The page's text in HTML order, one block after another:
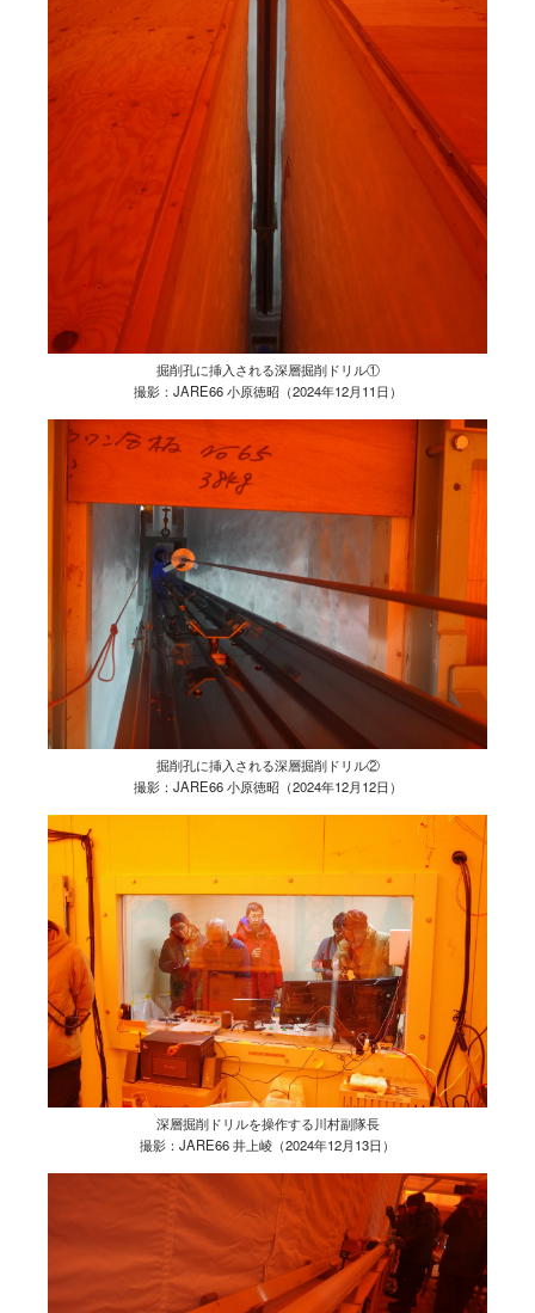
掘削孔に挿入される深層掘削ドリル①
撮影：JARE66 小原徳昭（2024年12月11日）
掘削孔に挿入される深層掘削ドリル②
撮影：JARE66 小原徳昭（2024年12月12日）
深層掘削ドリルを操作する川村副隊長
撮影：JARE66 井上崚（2024年12月13日）